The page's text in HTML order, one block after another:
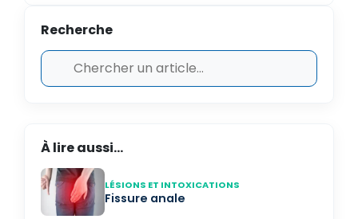
Recherche
À lire aussi...
LÉSIONS ET INTOXICATIONS
Fissure anale